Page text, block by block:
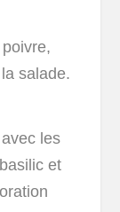
salade.
les
et